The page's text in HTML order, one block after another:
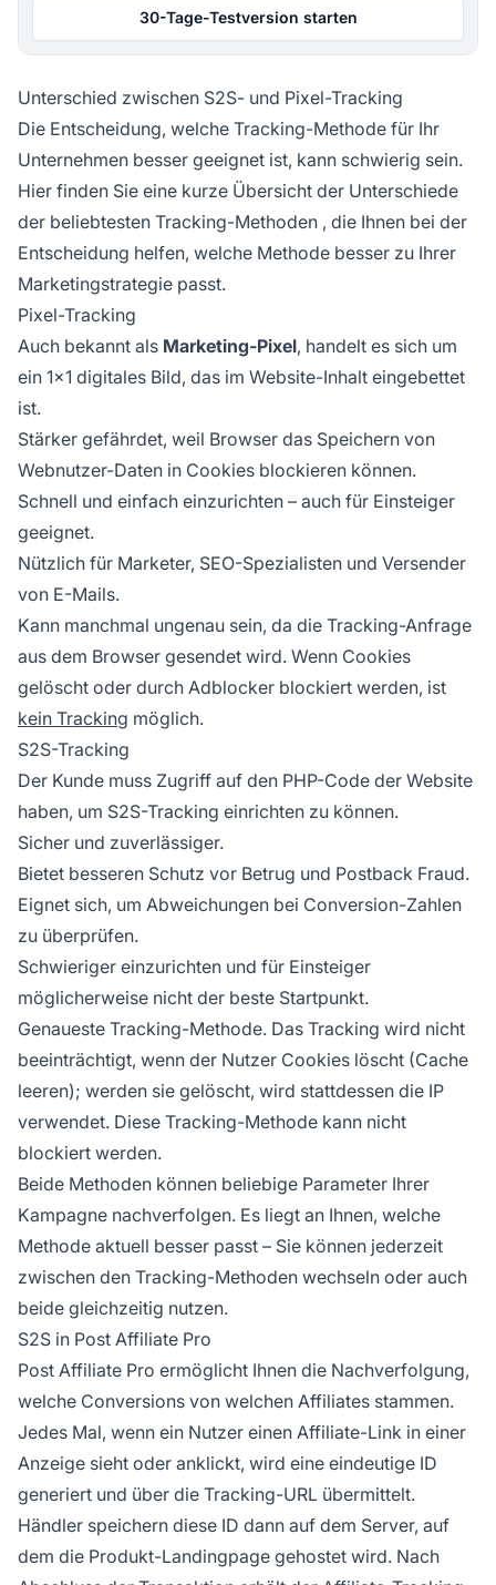
30-Tage-Testversion starten
Unterschied zwischen S2S- und Pixel-Tracking
Die Entscheidung, welche Tracking-Methode für Ihr
Unternehmen besser geeignet ist, kann schwierig sein.
Hier finden Sie eine kurze Übersicht der Unterschiede
der beliebtesten Tracking-Methoden , die Ihnen bei der
Entscheidung helfen, welche Methode besser zu Ihrer
Marketingstrategie passt.
Pixel-Tracking
Auch bekannt als Marketing-Pixel, handelt es sich um
ein 1×1 digitales Bild, das im Website-Inhalt eingebettet
ist.
Stärker gefährdet, weil Browser das Speichern von
Webnutzer-Daten in Cookies blockieren können.
Schnell und einfach einzurichten – auch für Einsteiger
geeignet.
Nützlich für Marketer, SEO-Spezialisten und Versender
von E-Mails.
Kann manchmal ungenau sein, da die Tracking-Anfrage
aus dem Browser gesendet wird. Wenn Cookies
gelöscht oder durch Adblocker blockiert werden, ist
kein Tracking möglich.
S2S-Tracking
Der Kunde muss Zugriff auf den PHP-Code der Website
haben, um S2S-Tracking einrichten zu können.
Sicher und zuverlässiger.
Bietet besseren Schutz vor Betrug und Postback Fraud.
Eignet sich, um Abweichungen bei Conversion-Zahlen
zu überprüfen.
Schwieriger einzurichten und für Einsteiger
möglicherweise nicht der beste Startpunkt.
Genaueste Tracking-Methode. Das Tracking wird nicht
beeinträchtigt, wenn der Nutzer Cookies löscht (Cache
leeren); werden sie gelöscht, wird stattdessen die IP
verwendet. Diese Tracking-Methode kann nicht
blockiert werden.
Beide Methoden können beliebige Parameter Ihrer
Kampagne nachverfolgen. Es liegt an Ihnen, welche
Methode aktuell besser passt – Sie können jederzeit
zwischen den Tracking-Methoden wechseln oder auch
beide gleichzeitig nutzen.
S2S in Post Affiliate Pro
Post Affiliate Pro ermöglicht Ihnen die Nachverfolgung,
welche Conversions von welchen Affiliates stammen.
Jedes Mal, wenn ein Nutzer einen Affiliate-Link in einer
Anzeige sieht oder anklickt, wird eine eindeutige ID
generiert und über die Tracking-URL übermittelt.
Händler speichern diese ID dann auf dem Server, auf
dem die Produkt-Landingpage gehostet wird. Nach